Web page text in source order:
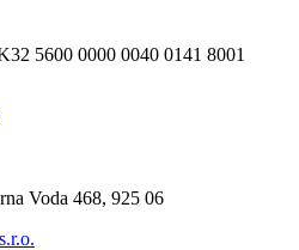
5600 0000 0040 0141 8001
Voda 468, 925 06